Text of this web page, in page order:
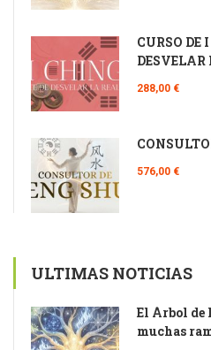
CURSO DE
288,00 €
576,00 €
ULTIMAS NOTICIAS
El Árbol de
muchas